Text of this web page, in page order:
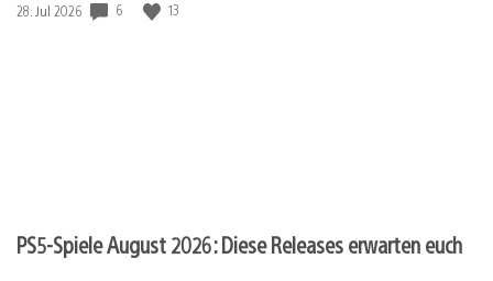
Veröffentlichungsdatum:
28. Jul 2026 6 13
PS5-Spiele August 2026: Diese Releases erwarten euch